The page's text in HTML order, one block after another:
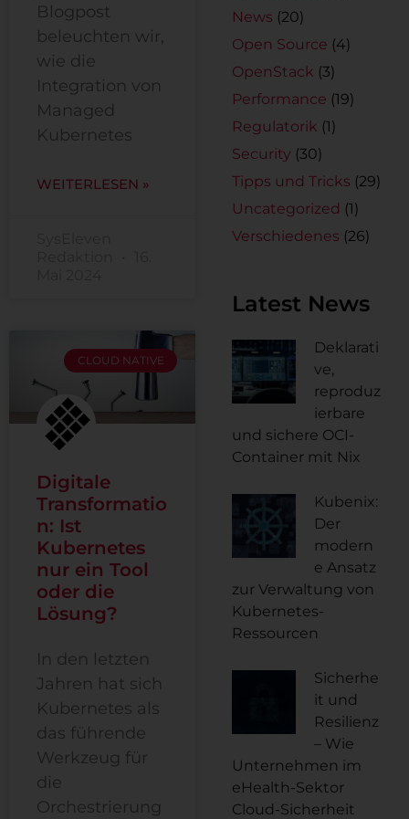
Blogpost
beleuchten wir,
wie die
Integration von
Managed
Kubernetes
WEITERLESEN »
CLOUD NATIVE
Digitale
Transformatio
n: Ist
Kubernetes
nur ein Tool
oder die
Lösung?
In den letzten
Jahren hat sich
Kubernetes als
das führende
Werkzeug für
die
Orchestrierung
News (20)
Open Source (4)
OpenStack (3)
Performance (19)
Regulatorik (1)
Security (30)
Tipps und Tricks (29)
Uncategorized (1)
Verschiedenes (26)
Latest News
Deklarati
ve,
reproduz
ierbare
und sichere OCI-
Container mit Nix
Kubenix:
Der
modern
e Ansatz
zur Verwaltung von
Kubernetes-
Ressourcen
Sicherhe
it und
Resilienz
– Wie
Unternehmen im
eHealth-Sektor
Cloud-Sicherheit